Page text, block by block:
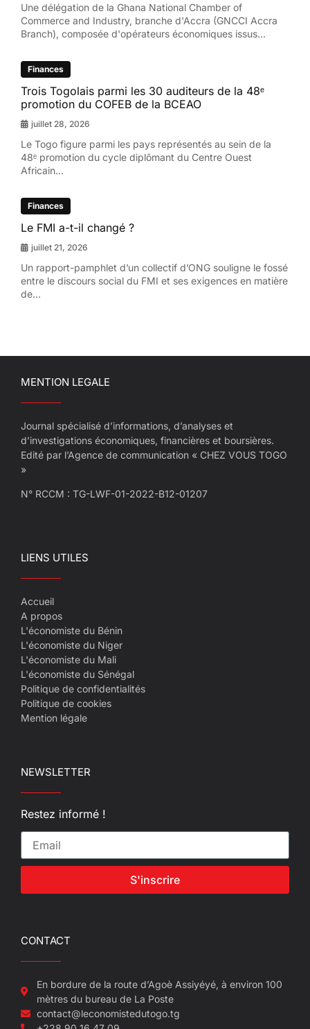
Une délégation de la Ghana National Chamber of
Commerce and Industry, branche d'Accra (GNCCI Accra
Branch), composée d'opérateurs économiques issus...
Finances
Trois Togolais parmi les 30 auditeurs de la 48ᵉ
promotion du COFEB de la BCEAO
juillet 28, 2026
Le Togo figure parmi les pays représentés au sein de la
48ᵉ promotion du cycle diplômant du Centre Ouest
Africain...
Finances
Le FMI a-t-il changé ?
juillet 21, 2026
Un rapport-pamphlet d’un collectif d’ONG souligne le fossé
entre le discours social du FMI et ses exigences en matière
de...
MENTION LEGALE
Journal spécialisé d’informations, d’analyses et
d’investigations économiques, financières et boursières.
Edité par l’Agence de communication « CHEZ VOUS TOGO
»
N° RCCM : TG-LWF-01-2022-B12-01207
LIENS UTILES
Accueil
A propos
L'économiste du Bénin
L'économiste du Niger
L'économiste du Mali
L'économiste du Sénégal
Politique de confidentialités
Politique de cookies
Mention légale
NEWSLETTER
Restez informé !
S'inscrire
CONTACT
En bordure de la route d’Agoè Assiyéyé, à environ 100
mètres du bureau de La Poste
contact@leconomistedutogo.tg